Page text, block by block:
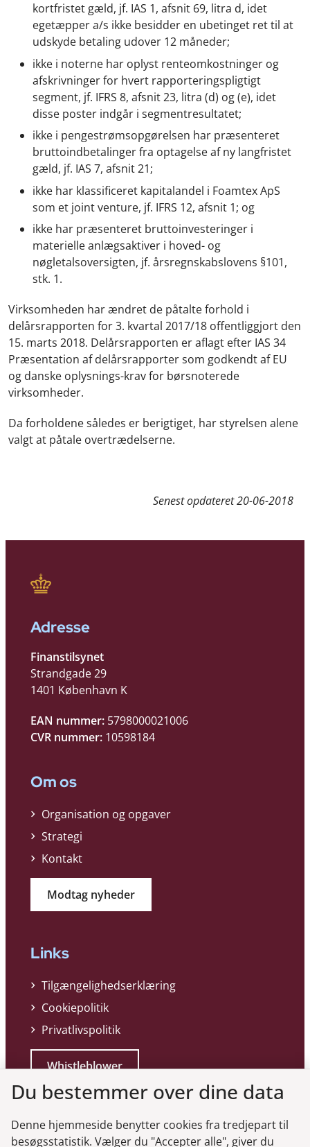
kortfristet gæld, jf. IAS 1, afsnit 69, litra d, idet
egetæpper a/s ikke besidder en ubetinget ret til at
udskyde betaling udover 12 måneder;
ikke i noterne har oplyst renteomkostninger og
afskrivninger for hvert rapporteringspligtigt
segment, jf. IFRS 8, afsnit 23, litra (d) og (e), idet
disse poster indgår i segmentresultatet;
ikke i pengestrømsopgørelsen har præsenteret
bruttoindbetalinger fra optagelse af ny langfristet
gæld, jf. IAS 7, afsnit 21;
ikke har klassificeret kapitalandel i Foamtex ApS
som et joint venture, jf. IFRS 12, afsnit 1; og
ikke har præsenteret bruttoinvesteringer i
materielle anlægsaktiver i hoved- og
nøgletalsoversigten, jf. årsregnskabslovens §101,
stk. 1.
Virksomheden har ændret de påtalte forhold i
delårsrapporten for 3. kvartal 2017/18 offentliggjort den
15. marts 2018. Delårsrapporten er aflagt efter IAS 34
Præsentation af delårsrapporter som godkendt af EU
og danske oplysnings-krav for børsnoterede
virksomheder.
Da forholdene således er berigtiget, har styrelsen alene
valgt at påtale overtrædelserne.
Senest opdateret20-06-2018
Adresse
Finanstilsynet
Strandgade 29
1401 København K
EAN nummer: 5798000021006
CVR nummer: 10598184
Om os
Organisation og opgaver
Strategi
Kontakt
Modtag nyheder
Links
Tilgængelighedserklæring
Cookiepolitik
Privatlivspolitik
Whistleblower
Du bestemmer over dine data
Denne hjemmeside benytter cookies fra tredjepart til
besøgsstatistik. Vælger du "Accepter alle", giver du